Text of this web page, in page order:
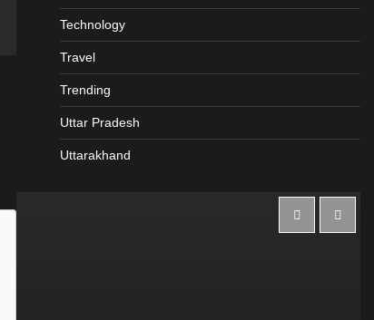
Technology
Travel
Trending
Uttar Pradesh
Uttarakhand